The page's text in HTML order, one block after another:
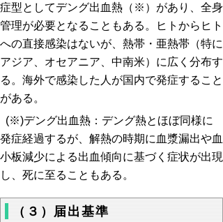
症型としてデング出血熱（※）があり、全身
管理が必要となることもある。ヒトからヒト
への直接感染はないが、熱帯・亜熱帯（特に
アジア、オセアニア、中南米）に広く分布す
る。海外で感染した人が国内で発症すること
がある。
(※)デング出血熱：デング熱とほぼ同様に
発症経過するが、解熱の時期に血漿漏出や血
小板減少による出血傾向に基づく症状が出現
し、死に至ることもある。
（３）届出基準